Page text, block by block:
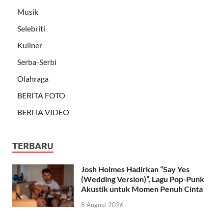
Musik
Selebriti
Kuliner
Serba-Serbi
Olahraga
BERITA FOTO
BERITA VIDEO
TERBARU
Josh Holmes Hadirkan “Say Yes
(Wedding Version)”, Lagu Pop-Punk
Akustik untuk Momen Penuh Cinta
8 August 2026